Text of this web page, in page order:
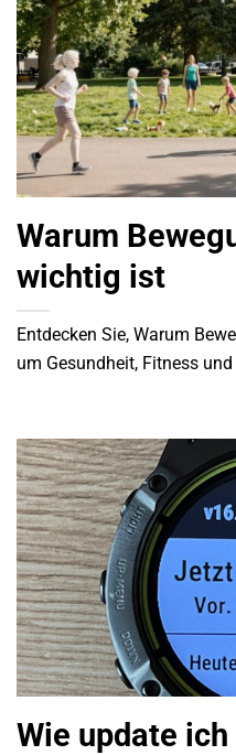
Warum
wichtig ist
Entdecken Sie, Warum
um Gesundheit, Fitness
Wie update